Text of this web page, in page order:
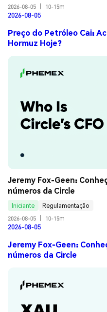
2026-08-05
10-15m
2026-08-05
Preço do Petróleo Cai:
Hormuz Hoje?
Jeremy Fox-Geen:
números da Circle
Iniciante
Regulamentação
2026-08-05
10-15m
2026-08-05
Jeremy Fox-Geen:
números da Circle